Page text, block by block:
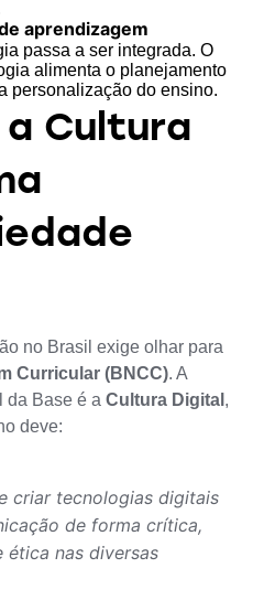
aprendizagem
passa a ser integrada. O
alimenta o planejamento
personalização do ensino.
a Cultura
no Brasil exige olhar para
Curricular (BNCC). A
da Base é a Cultura Digital ,
deve:
criar tecnologias digitais
de forma crítica,
nas diversas